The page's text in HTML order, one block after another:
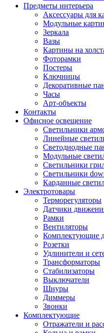
Предметы интерьера
Аксессуары для
Модульные
Зеркала
Вазы
Картины на
Фоторамки
Постеры
Ключницы
Декоративные
Часы
Арт-объекты
Контакты
Офисное освещение
Светильники
Линейные
Светодиодные
Модульные
Светильники
Светильники
Карданные
Электротовары
Терморегуляторы
Датчики
Рамки
Вентиляторы
Комплектующие
Розетки
Удлинители и
Трансформаторы
Стабилизаторы
Выключатели
Шнуры
Диммеры
Звонки
Комплектующие
Отражатели и